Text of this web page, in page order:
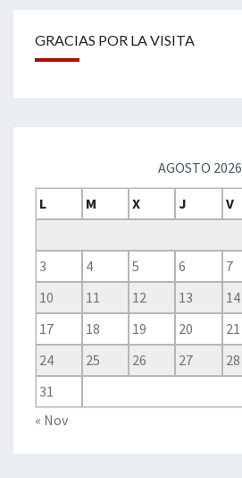
GRACIAS POR LA VISITA
AGOSTO 2026
L
M X J V
3
4 5 6 7
10
11 12 13 14
17
18 19 20 21
24
25 26 27 28
31
« Nov